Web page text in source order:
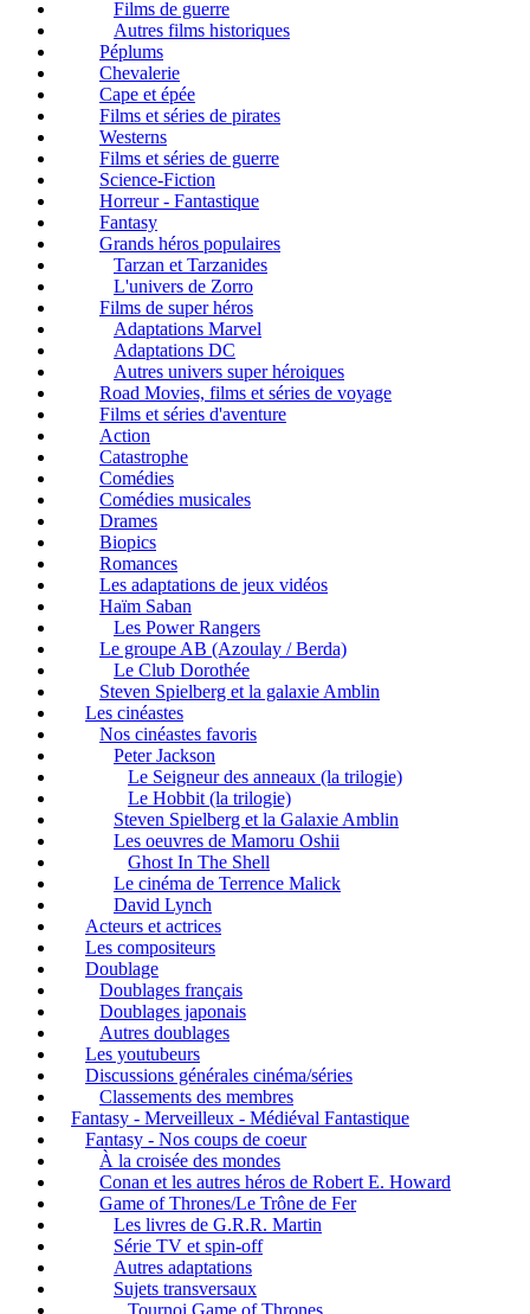
Films de guerre
Autres films historiques
Péplums
Chevalerie
Cape et épée
Films et séries de pirates
Westerns
Films et séries de guerre
Science-Fiction
Horreur - Fantastique
Fantasy
Grands héros populaires
Tarzan et Tarzanides
L'univers de Zorro
Films de super héros
Adaptations Marvel
Adaptations DC
Autres univers super héroiques
Road Movies, films et séries de voyage
Films et séries d'aventure
Action
Catastrophe
Comédies
Comédies musicales
Drames
Biopics
Romances
Les adaptations de jeux vidéos
Haïm Saban
Les Power Rangers
Le groupe AB (Azoulay / Berda)
Le Club Dorothée
Steven Spielberg et la galaxie Amblin
Les cinéastes
Nos cinéastes favoris
Peter Jackson
Le Seigneur des anneaux (la trilogie)
Le Hobbit (la trilogie)
Steven Spielberg et la Galaxie Amblin
Les oeuvres de Mamoru Oshii
Ghost In The Shell
Le cinéma de Terrence Malick
David Lynch
Acteurs et actrices
Les compositeurs
Doublage
Doublages français
Doublages japonais
Autres doublages
Les youtubeurs
Discussions générales cinéma/séries
Classements des membres
Fantasy - Merveilleux - Médiéval Fantastique
Fantasy - Nos coups de coeur
À la croisée des mondes
Conan et les autres héros de Robert E. Howard
Game of Thrones/Le Trône de Fer
Les livres de G.R.R. Martin
Série TV et spin-off
Autres adaptations
Sujets transversaux
Tournoi Game of Thrones